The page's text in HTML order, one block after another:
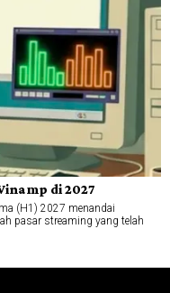
di 2027
(H1) 2027 menandai
pasar streaming yang telah